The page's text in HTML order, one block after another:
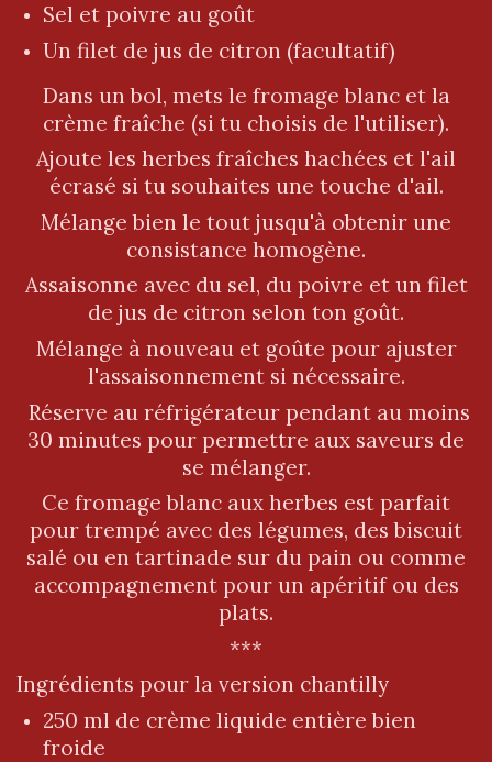
Sel et poivre au goût
Un filet de jus de citron (facultatif)
Dans un bol, mets le fromage blanc et la
crème fraîche (si tu choisis de l'utiliser).
Ajoute les herbes fraîches hachées et l'ail
écrasé si tu souhaites une touche d'ail.
Mélange bien le tout jusqu'à obtenir une
consistance homogène.
Assaisonne avec du sel, du poivre et un filet
de jus de citron selon ton goût.
Mélange à nouveau et goûte pour ajuster
l'assaisonnement si nécessaire.
Réserve au réfrigérateur pendant au moins
30 minutes pour permettre aux saveurs de
se mélanger.
Ce fromage blanc aux herbes est parfait
pour trempé avec des légumes, des biscuit
salé ou en tartinade sur du pain ou comme
accompagnement pour un apéritif ou des
plats.
***
Ingrédients pour la version chantilly
250 ml de crème liquide entière bien
froide